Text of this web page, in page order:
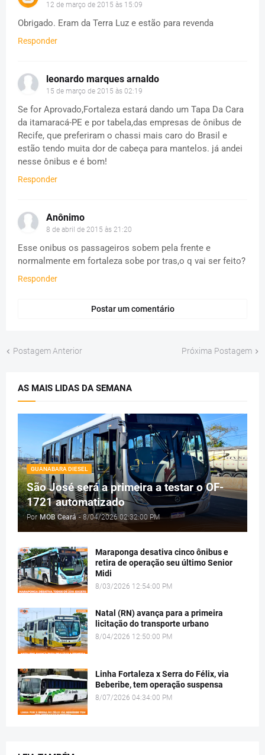
12 de março de 2015 às 15:09
Obrigado. Eram da Terra Luz e estão para revenda
Responder
leonardo marques arnaldo
15 de março de 2015 às 02:19
Se for Aprovado,Fortaleza estará dando um Tapa Da Cara
da itamaracá-PE e por tabela,das empresas de ônibus de
Recife, que preferiram o chassi mais caro do Brasil e
estão tendo muita dor de cabeça para mantelos. já andei
nesse ônibus e é bom!
Responder
Anônimo
8 de abril de 2015 às 21:20
Esse onibus os passageiros sobem pela frente e
normalmente em fortaleza sobe por tras,o q vai ser feito?
Responder
Postar um comentário
Postagem Anterior Próxima Postagem
AS MAIS LIDAS DA SEMANA
GUANABARA DIESEL
São José será a primeira a testar o OF-
1721 automatizado
Por MOB Ceará - 8/04/2026 02:32:00 PM
Maraponga desativa cinco ônibus e
retira de operação seu último Senior
Midi
8/03/2026 12:54:00 PM
Natal (RN) avança para a primeira
licitação do transporte urbano
8/04/2026 12:50:00 PM
Linha Fortaleza x Serra do Félix, via
Beberibe, tem operação suspensa
8/07/2026 04:34:00 PM